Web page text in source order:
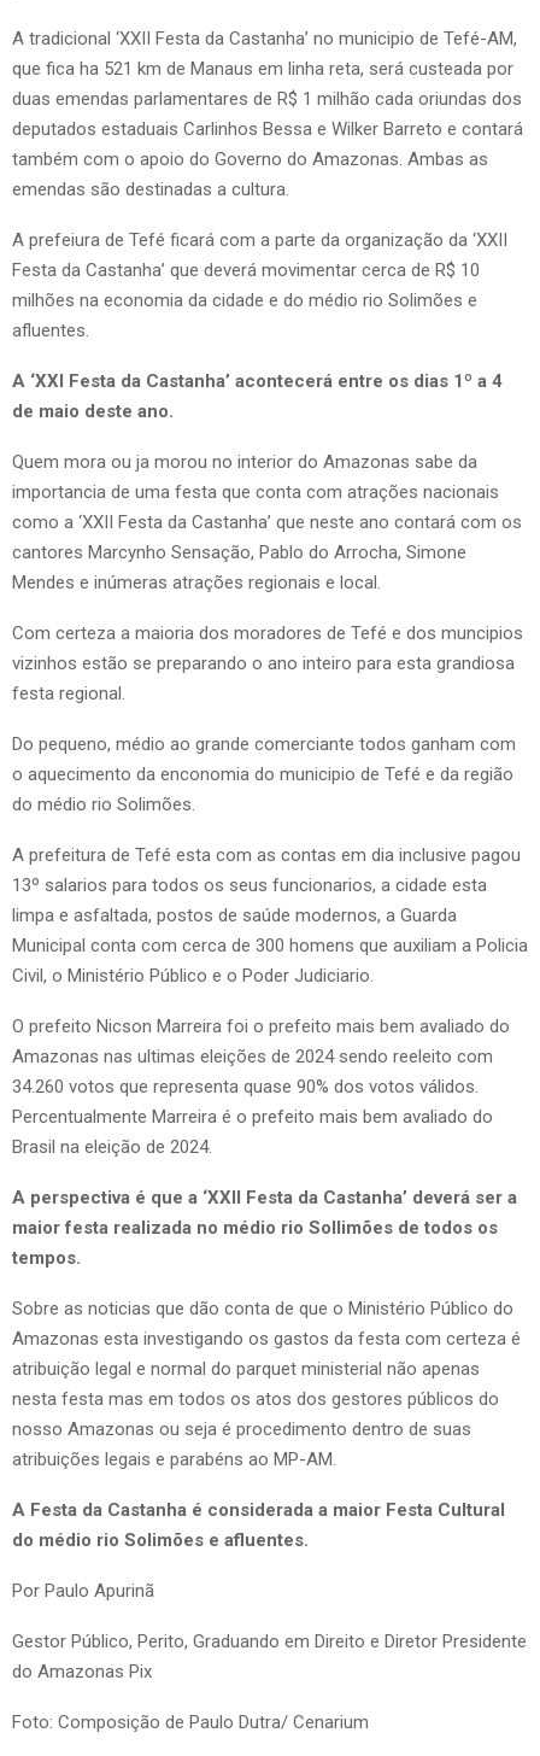
A tradicional ‘XXII Festa da Castanha’ no municipio de Tefé-AM,
que fica ha 521 km de Manaus em linha reta, será custeada por
duas emendas parlamentares de R$ 1 milhão cada oriundas dos
deputados estaduais Carlinhos Bessa e Wilker Barreto e contará
também com o apoio do Governo do Amazonas. Ambas as
emendas são destinadas a cultura.
A prefeiura de Tefé ficará com a parte da organização da ‘XXII
Festa da Castanha’ que deverá movimentar cerca de R$ 10
milhões na economia da cidade e do médio rio Solimões e
afluentes.
A ‘XXI Festa da Castanha’ acontecerá entre os dias 1º a 4
de maio deste ano.
Quem mora ou ja morou no interior do Amazonas sabe da
importancia de uma festa que conta com atrações nacionais
como a ‘XXII Festa da Castanha’ que neste ano contará com os
cantores Marcynho Sensação, Pablo do Arrocha, Simone
Mendes e inúmeras atrações regionais e local.
Com certeza a maioria dos moradores de Tefé e dos muncipios
vizinhos estão se preparando o ano inteiro para esta grandiosa
festa regional.
Do pequeno, médio ao grande comerciante todos ganham com
o aquecimento da enconomia do municipio de Tefé e da região
do médio rio Solimões.
A prefeitura de Tefé esta com as contas em dia inclusive pagou
13º salarios para todos os seus funcionarios, a cidade esta
limpa e asfaltada, postos de saúde modernos, a Guarda
Municipal conta com cerca de 300 homens que auxiliam a Policia
Civil, o Ministério Público e o Poder Judiciario.
O prefeito Nicson Marreira foi o prefeito mais bem avaliado do
Amazonas nas ultimas eleições de 2024 sendo reeleito com
34.260 votos que representa quase 90% dos votos válidos.
Percentualmente Marreira é o prefeito mais bem avaliado do
Brasil na eleição de 2024.
A perspectiva é que a ‘XXII Festa da Castanha’ deverá ser a
maior festa realizada no médio rio Sollimões de todos os
tempos.
Sobre as noticias que dão conta de que o Ministério Público do
Amazonas esta investigando os gastos da festa com certeza é
atribuição legal e normal do parquet ministerial não apenas
nesta festa mas em todos os atos dos gestores públicos do
nosso Amazonas ou seja é procedimento dentro de suas
atribuições legais e parabéns ao MP-AM.
A Festa da Castanha é considerada a maior Festa Cultural
do médio rio Solimões e afluentes.
Por Paulo Apurinã
Gestor Público, Perito, Graduando em Direito e Diretor Presidente
do Amazonas Pix
Foto: Composição de Paulo Dutra/ Cenarium